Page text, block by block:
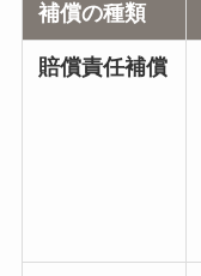
補償の種類
賠償責任補償